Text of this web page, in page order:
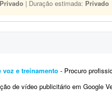
Privado | Duração estimada: Privado
e treinamento - Procuro profissional com
vídeo publicitário em Google Veo 3 (IA)